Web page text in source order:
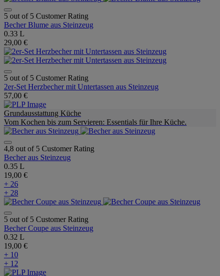
5 out of 5 Customer Rating
Becher Blume aus Steinzeug
0.33 L
29,00 €
5 out of 5 Customer Rating
2er-Set Herzbecher mit Untertassen aus Steinzeug
57,00 €
Grundausstattung Küche
Vom Kochen bis zum Servieren: Essentials für Ihre Küche.
4,8 out of 5 Customer Rating
Becher aus Steinzeug
0.35 L
19,00 €
+ 26
+ 28
5 out of 5 Customer Rating
Becher Coupe aus Steinzeug
0.32 L
19,00 €
+ 10
+ 12